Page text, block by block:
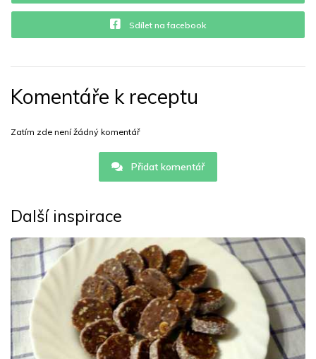
Sdílet na facebook
Komentáře k receptu
Zatím zde není žádný komentář
Přidat komentář
Další inspirace